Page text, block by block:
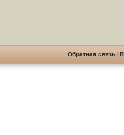
Обратная связь